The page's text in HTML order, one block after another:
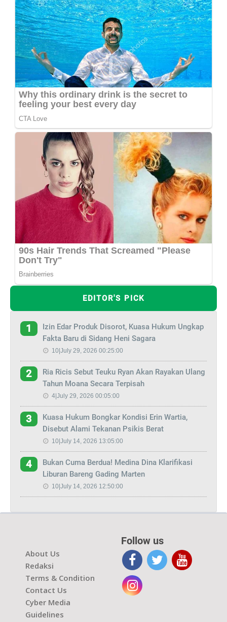
EDITOR'S PICK
1
Izin Edar Produk Disorot, Kuasa Hukum Ungkap
Fakta Baru di Sidang Heni Sagara
10|July 29, 2026 00:25:00
2
Ria Ricis Sebut Teuku Ryan Akan Rayakan Ulang
Tahun Moana Secara Terpisah
4|July 29, 2026 00:05:00
3
Kuasa Hukum Bongkar Kondisi Erin Wartia,
Disebut Alami Tekanan Psikis Berat
10|July 14, 2026 13:05:00
4
Bukan Cuma Berdua! Medina Dina Klarifikasi
Liburan Bareng Gading Marten
10|July 14, 2026 12:50:00
About Us
Redaksi
Terms & Condition
Contact Us
Cyber Media
Guidelines
Follow us